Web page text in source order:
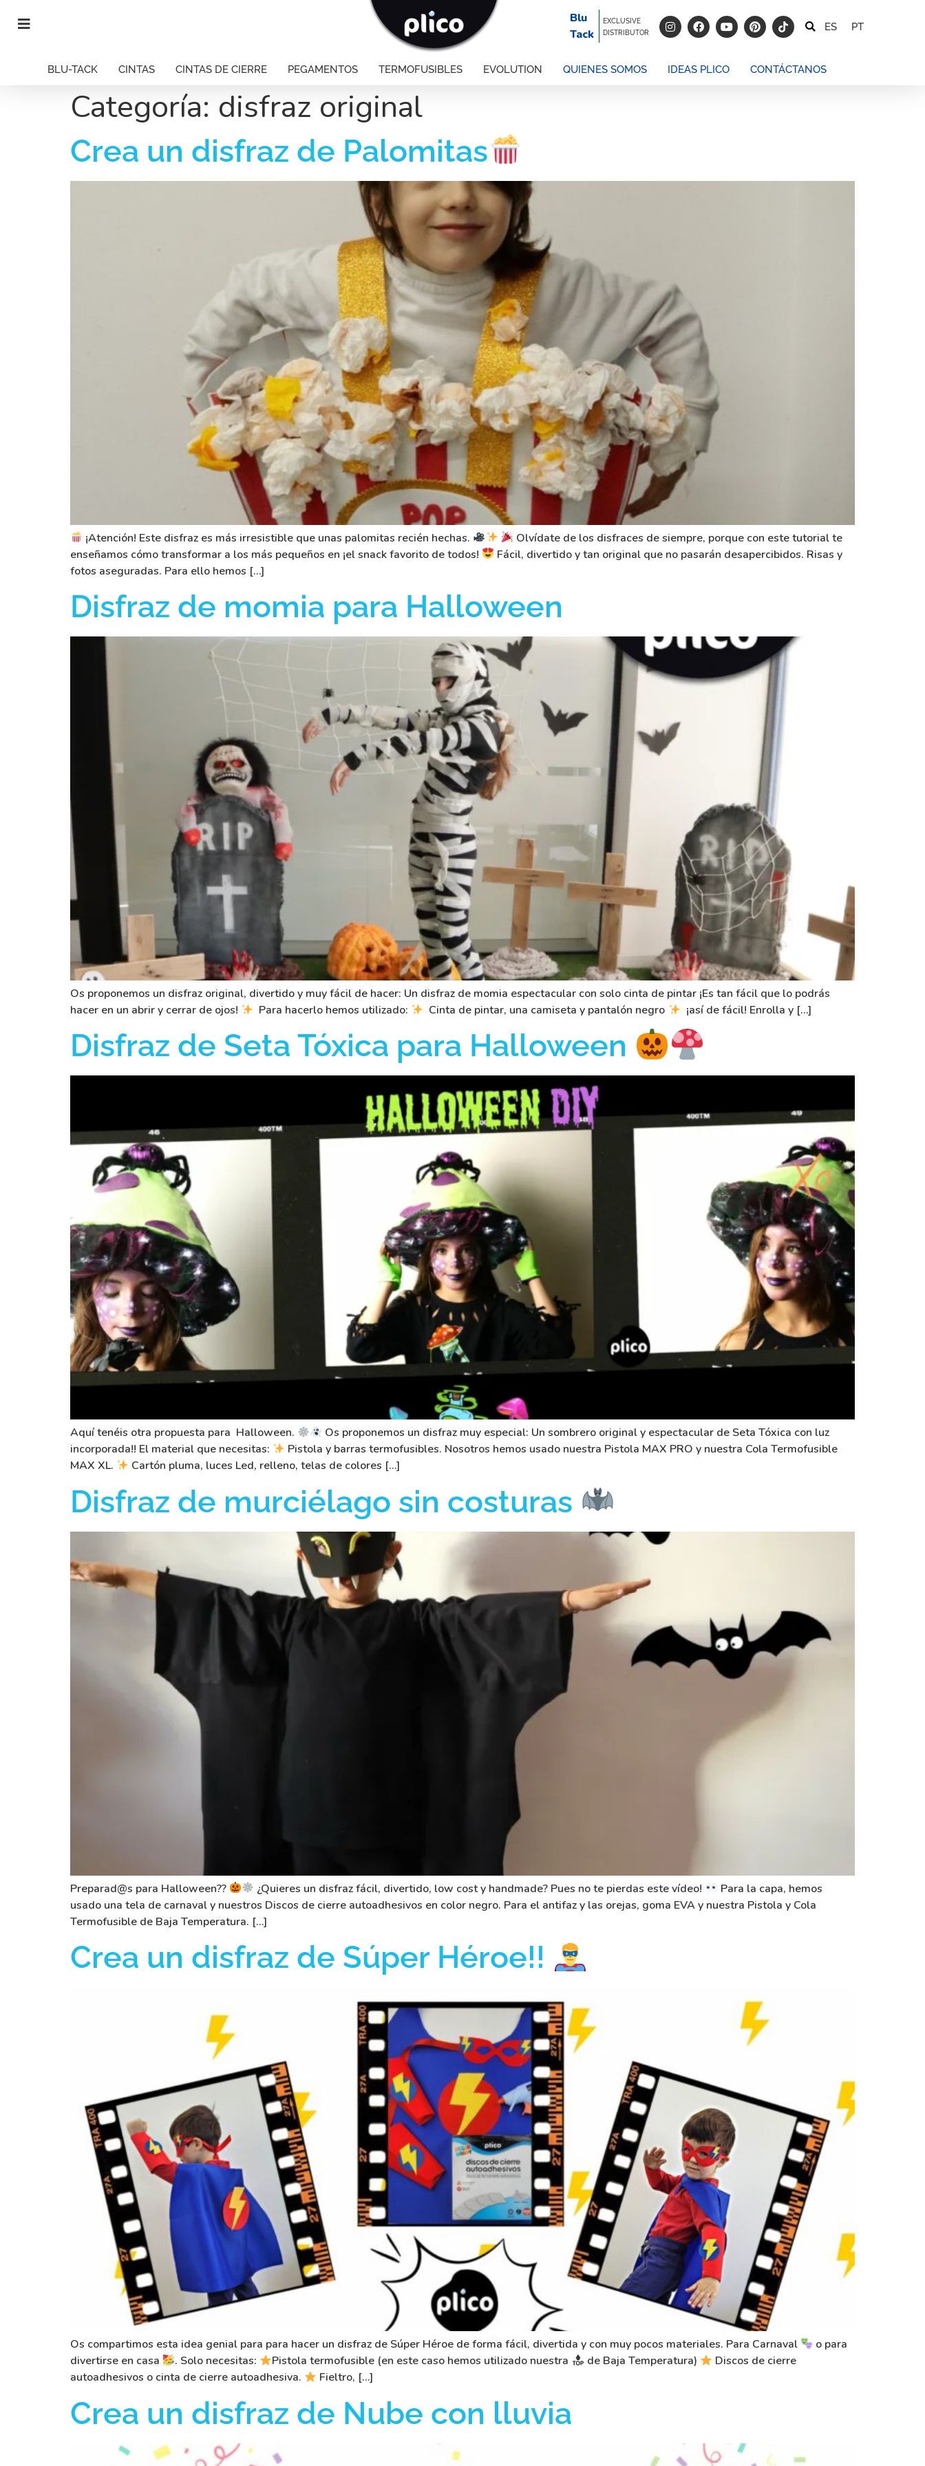
Blu
Tack
EXCLUSIVE
DISTRIBUTOR
ES PT
BLU-TACK CINTAS CINTAS DE CIERRE PEGAMENTOS TERMOFUSIBLES EVOLUTION QUIENES SOMOS IDEAS PLICO CONTÁCTANOS
Categoría: disfraz original
Crea un disfraz de Palomitas
¡Atención! Este disfraz es más irresistible que unas palomitas recién hechas.
Olvídate de los disfraces de siempre, porque con este tutorial te
enseñamos cómo transformar a los más pequeños en ¡el snack favorito de todos!
Fácil, divertido y tan original que no pasarán desapercibidos. Risas y
fotos aseguradas. Para ello hemos […]
Disfraz de momia para Halloween
Os proponemos un disfraz original, divertido y muy fácil de hacer: Un disfraz de momia espectacular con solo cinta de pintar ¡Es tan fácil que lo podrás
hacer en un abrir y cerrar de ojos!
Para hacerlo hemos utilizado: Cinta de pintar, una camiseta y pantalón negro ¡así de fácil! Enrolla y […]
Disfraz de Seta Tóxica para Halloween
Aquí tenéis otra propuesta para Halloween.
Os proponemos un disfraz muy especial: Un sombrero original y espectacular de Seta Tóxica con luz
incorporada!! El material que necesitas:
Pistola y barras termofusibles. Nosotros hemos usado nuestra Pistola MAX PRO y nuestra Cola Termofusible
MAX XL.
Cartón pluma, luces Led, relleno, telas de colores […]
Disfraz de murciélago sin costuras
Preparad@s para Halloween?? ¿Quieres un disfraz fácil, divertido, low cost y handmade? Pues no te pierdas este vídeo!
Para la capa, hemos
usado una tela de carnaval y nuestros Discos de cierre autoadhesivos en color negro. Para el antifaz y las orejas, goma EVA y nuestra Pistola y Cola
Termofusible de Baja Temperatura. […]
Crea un disfraz de Súper Héroe!!
Os compartimos esta idea genial para para hacer un disfraz de Súper Héroe de forma fácil, divertida y con muy pocos materiales. Para Carnaval
o para
divertirse en casa
. Solo necesitas: Pistola termofusible (en este caso hemos utilizado nuestra de Baja Temperatura)
Discos de cierre
autoadhesivos o cinta de cierre autoadhesiva.
Fieltro, […]
Crea un disfraz de Nube con lluvia